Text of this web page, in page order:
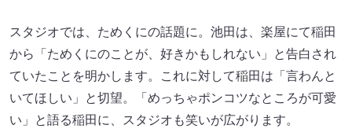
スタジオでは、ためくにの話題に。池田は、楽屋にて稲田
から「ためくにのことが、好きかもしれない」と告白され
ていたことを明かします。これに対して稲田は「言わんと
いてほしい」と切望。「めっちゃポンコツなところが可愛
い」と語る稲田に、スタジオも笑いが広がります。